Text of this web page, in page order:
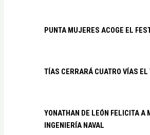
PUNTA MUJERES ACOGE EL
TÍAS CERRARÁ CUATRO VÍAS
YONATHAN DE LEÓN FELICITA
INGENIERÍA NAVAL